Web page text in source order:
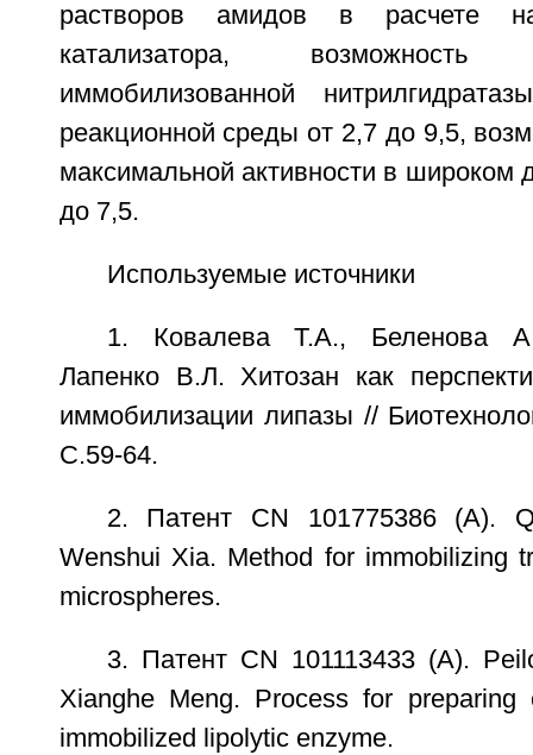
растворов амидов в расчете
катализатора, возможность
иммобилизованной
реакционной среды от 2,7 до 9,5,
максимальной активности в широком
до 7,5.
Используемые источники
1. Ковалева Т.А., Беленова
Лапенко В.Л. Хитозан как
иммобилизации липазы //
С.59-64.
2. Патент CN 101775386 (A).
Wenshui Xia. Method for immobilizing
microspheres.
3. Патент CN 101113433 (A).
Xianghe Meng. Process for preparing
immobilized lipolytic enzyme.